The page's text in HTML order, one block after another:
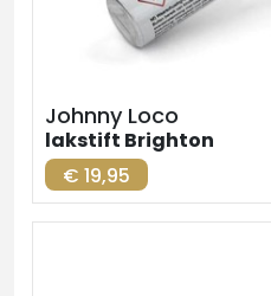
Johnny Loco
lakstift Brighton
€ 19,95